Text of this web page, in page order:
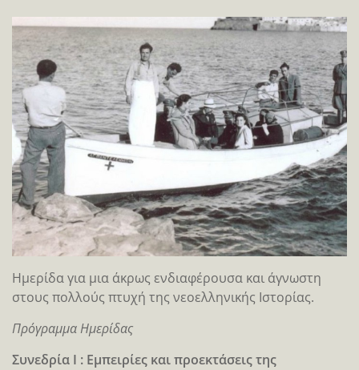
Ημερίδα για μια άκρως ενδιαφέρουσα και άγνωστη
στους πολλούς πτυχή της νεοελληνικής Ιστορίας.
Πρόγραμμα Ημερίδας
Συνεδρία Ι : Εμπειρίες και προεκτάσεις της